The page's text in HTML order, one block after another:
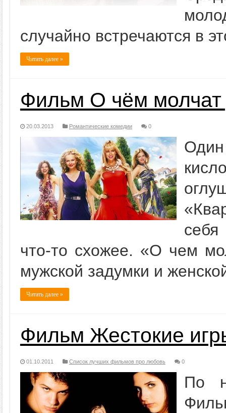
случайно встречаются в
Читать далее »
Фильм О чём молчат
20.03.2013 Романтические комедии 0
что-то схожее. «О чем
мужской задумки и
Читать далее »
Фильм Жестокие
01.10.2011 Список лучших фильмов про любовь 0
По